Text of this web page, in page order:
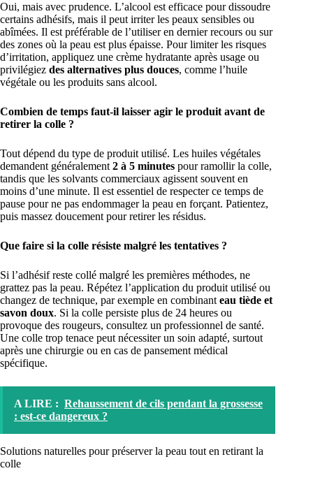
Oui, mais avec prudence. L’alcool est efficace pour dissoudre
certains adhésifs, mais il peut irriter les peaux sensibles ou
abîmées. Il est préférable de l’utiliser en dernier recours ou sur
des zones où la peau est plus épaisse. Pour limiter les risques
d’irritation, appliquez une crème hydratante après usage ou
privilégiez des alternatives plus douces, comme l’huile
végétale ou les produits sans alcool.
Combien de temps faut-il laisser agir le produit avant de
retirer la colle ?
Tout dépend du type de produit utilisé. Les huiles végétales
demandent généralement 2 à 5 minutes pour ramollir la colle,
tandis que les solvants commerciaux agissent souvent en
moins d’une minute. Il est essentiel de respecter ce temps de
pause pour ne pas endommager la peau en forçant. Patientez,
puis massez doucement pour retirer les résidus.
Que faire si la colle résiste malgré les tentatives ?
Si l’adhésif reste collé malgré les premières méthodes, ne
grattez pas la peau. Répétez l’application du produit utilisé ou
changez de technique, par exemple en combinant eau tiède et
savon doux. Si la colle persiste plus de 24 heures ou
provoque des rougeurs, consultez un professionnel de santé.
Une colle trop tenace peut nécessiter un soin adapté, surtout
après une chirurgie ou en cas de pansement médical
spécifique.
A LIRE : Rehaussement de cils pendant la grossesse
: est-ce dangereux ?
Solutions naturelles pour préserver la peau tout en retirant la
colle